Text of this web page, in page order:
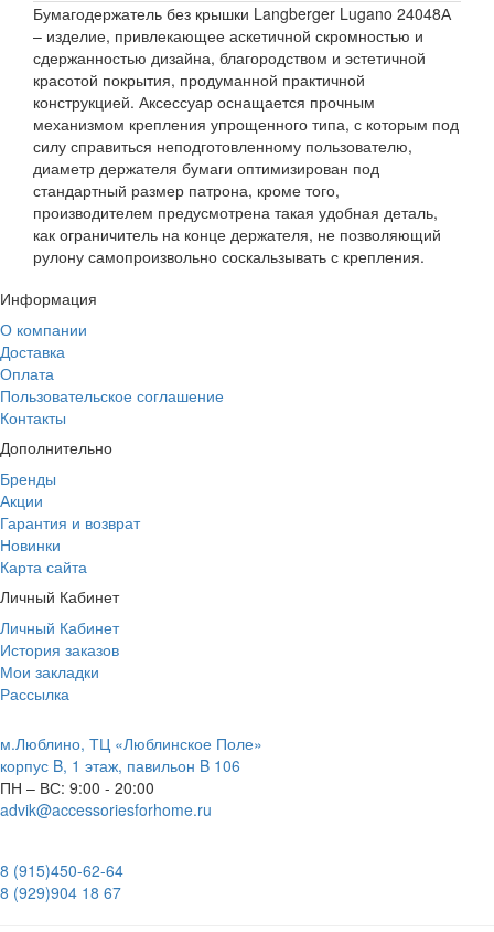
Бумагодержатель без крышки Langberger Lugano 24048А
– изделие, привлекающее аскетичной скромностью и
сдержанностью дизайна, благородством и эстетичной
красотой покрытия, продуманной практичной
конструкцией. Аксессуар оснащается прочным
механизмом крепления упрощенного типа, с которым под
силу справиться неподготовленному пользователю,
диаметр держателя бумаги оптимизирован под
стандартный размер патрона, кроме того,
производителем предусмотрена такая удобная деталь,
как ограничитель на конце держателя, не позволяющий
рулону самопроизвольно соскальзывать с крепления.
Информация
О компании
Доставка
Оплата
Пользовательское соглашение
Контакты
Дополнительно
Бренды
Акции
Гарантия и возврат
Новинки
Карта сайта
Личный Кабинет
Личный Кабинет
История заказов
Мои закладки
Рассылка
м.Люблино, ТЦ «Люблинское Поле»
корпус B, 1 этаж, павильон B 106
ПН – ВС: 9:00 - 20:00
advik@accessoriesforhome.ru
8 (915)450-62-64
8 (929)904 18 67